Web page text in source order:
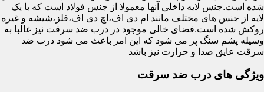
شده است.جنس لایه داخلی آنها معمولا از جنس فولاد است که با یک
لایه از جنس های مختلف مانند ام دی اف،اچ دی اف،فلز،شیشه و غیره
روکش شده است.فضای خالی موجود در درب ضد سرقت نیز غالبا به
وسیله پشم سنگ پر می شود که این امر باعث می شود درب ضد
سرقت عایق صدا و حرارت نیز باشد
ویژگی های درب ضد سرقت